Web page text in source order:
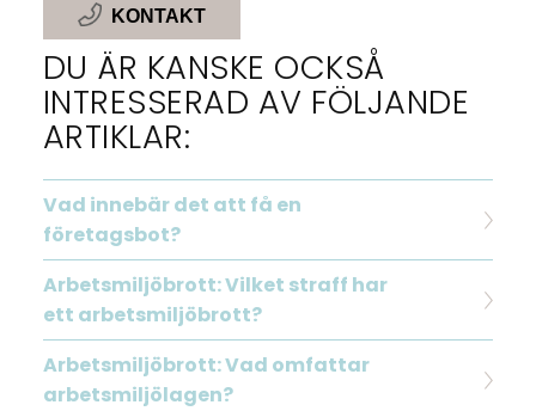
KONTAKT
DU ÄR KANSKE OCKSÅ
INTRESSERAD AV FÖLJANDE
ARTIKLAR:
Vad innebär det att få en
företagsbot?
Arbetsmiljöbrott: Vilket straff har
ett arbetsmiljöbrott?
Arbetsmiljöbrott: Vad omfattar
arbetsmiljölagen?